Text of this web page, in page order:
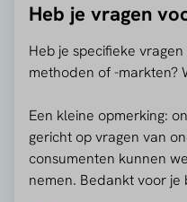
Heb je vragen
Heb je specifieke
methoden of -markten?
Een kleine opmerking:
gericht op vragen van
consumenten kunnen
nemen. Bedankt voor je